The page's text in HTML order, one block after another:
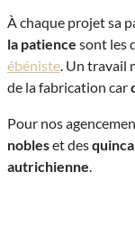
À chaque projet sa
la patience sont les
ébéniste . Un
de la fabrication car
Pour nos
nobleset des
autrichienne